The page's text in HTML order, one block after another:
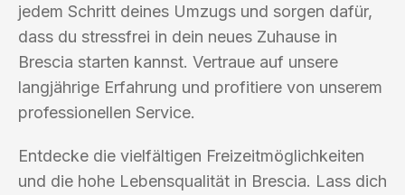
jedem Schritt deines Umzugs und sorgen dafür,
dass du stressfrei in dein neues Zuhause in
Brescia starten kannst. Vertraue auf unsere
langjährige Erfahrung und profitiere von unserem
professionellen Service.
Entdecke die vielfältigen Freizeitmöglichkeiten
und die hohe Lebensqualität in Brescia. Lass dich